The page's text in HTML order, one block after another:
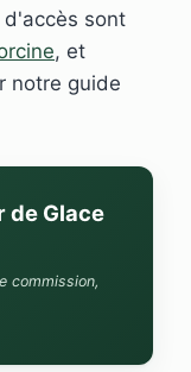
d'accès sont
, et
notre guide
de Glace
commission,